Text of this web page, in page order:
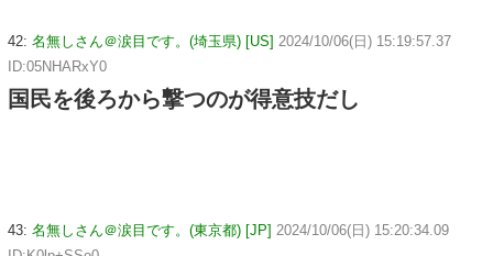
42: 名無しさん＠涙目です。(埼玉県) [US] 2024/10/06(日) 15:19:57.37
ID:05NHARxY0
国民を後ろから撃つのが得意技だし
43: 名無しさん＠涙目です。(東京都) [JP] 2024/10/06(日) 15:20:34.09